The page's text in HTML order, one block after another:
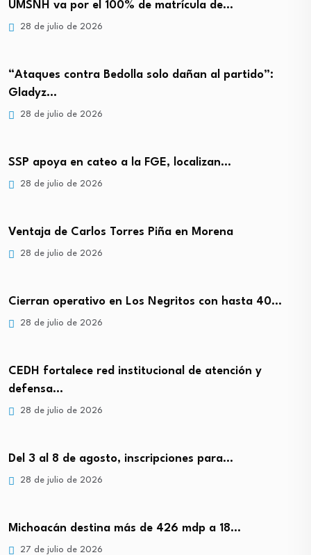
UMSNH va por el 100% de matrícula de…
28 de julio de 2026
“Ataques contra Bedolla solo dañan al partido”:
Gladyz…
28 de julio de 2026
SSP apoya en cateo a la FGE, localizan…
28 de julio de 2026
Ventaja de Carlos Torres Piña en Morena
28 de julio de 2026
Cierran operativo en Los Negritos con hasta 40…
28 de julio de 2026
CEDH fortalece red institucional de atención y
defensa…
28 de julio de 2026
Del 3 al 8 de agosto, inscripciones para…
28 de julio de 2026
Michoacán destina más de 426 mdp a 18…
27 de julio de 2026